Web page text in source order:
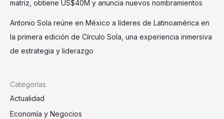
matriz, obtiene US$40M y anuncia nuevos nombramientos
Antonio Sola reúne en México a líderes de Latinoamérica en
la primera edición de Círculo Sola, una experiencia inmersiva
de estrategia y liderazgo
Categorías
Actualidad
Economía y Negocios